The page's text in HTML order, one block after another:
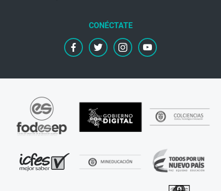
facebooktwitter instagramyoutube